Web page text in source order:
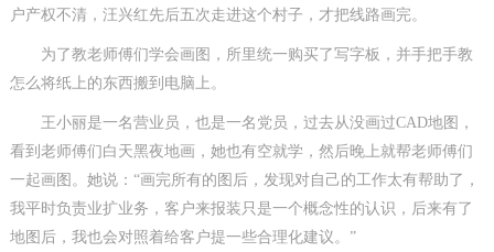
户产权不清，汪兴红先后五次走进这个村子，才把线路画完。
为了教老师傅们学会画图，所里统一购买了写字板，并手把手教
怎么将纸上的东西搬到电脑上。
王小丽是一名营业员，也是一名党员，过去从没画过CAD地图，
看到老师傅们白天黑夜地画，她也有空就学，然后晚上就帮老师傅们
一起画图。她说：“画完所有的图后，发现对自己的工作太有帮助了，
我平时负责业扩业务，客户来报装只是一个概念性的认识，后来有了
地图后，我也会对照着给客户提一些合理化建议。”